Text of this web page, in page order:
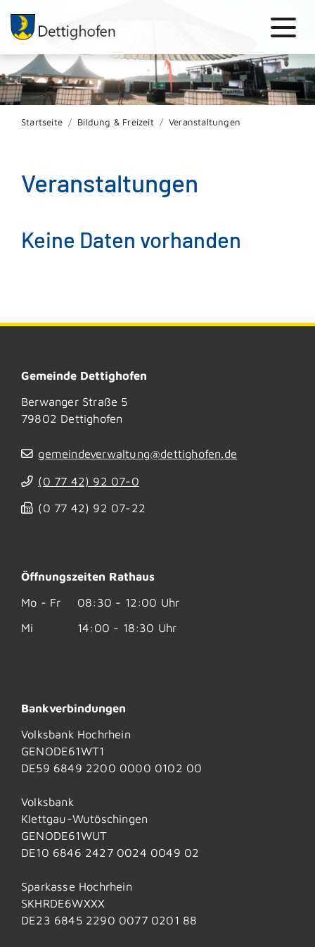
Startseite Bildung & Freizeit Veranstaltungen
Veranstaltungen
Keine Daten vorhanden
Gemeinde Dettighofen
Berwanger Straße 5
79802 Dettighofen
gemeindeverwaltung@dettighofen.de
(0 77 42) 92 07-0
(0 77 42) 92 07-22
Öffnungszeiten Rathaus
Mo - Fr
08:30 - 12:00 Uhr
Mi
14:00 - 18:30 Uhr
Bankverbindungen
Volksbank Hochrhein
GENODE61WT1
DE59 6849 2200 0000 0102 00
Volksbank
Klettgau-Wutöschingen
GENODE61WUT
DE10 6846 2427 0024 0049 02
Sparkasse Hochrhein
SKHRDE6WXXX
DE23 6845 2290 0077 0201 88